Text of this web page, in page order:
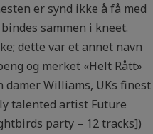
er synd ikke å få med
sammen i kneet.
dette var et annet navn
og merket «Helt Rått»
Williams, UKs finest
talented artist Future
party – 12 tracks])